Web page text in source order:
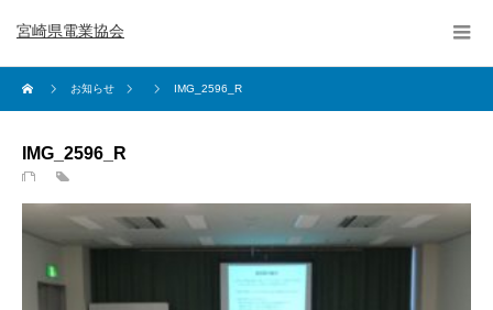
宮崎県電業協会
お知らせ IMG_2596_R
IMG_2596_R